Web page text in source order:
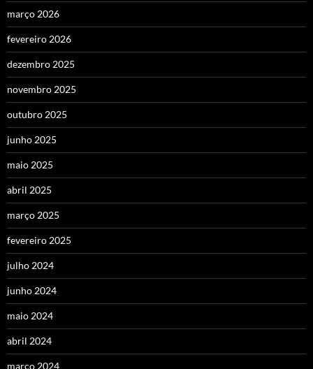
março 2026
fevereiro 2026
dezembro 2025
novembro 2025
outubro 2025
junho 2025
maio 2025
abril 2025
março 2025
fevereiro 2025
julho 2024
junho 2024
maio 2024
abril 2024
março 2024